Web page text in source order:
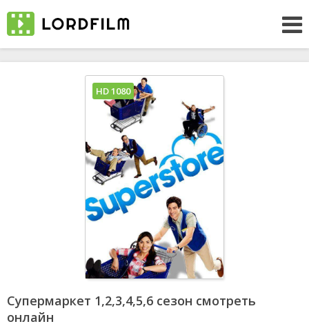
Супермаркет 1,2,3,4,5,6 сезон смотреть
онлайн
HD 1080